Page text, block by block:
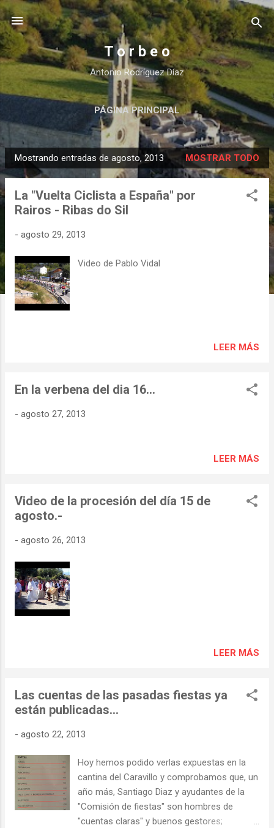
Ir al contenido principal
T o r b e o
Antonio Rodríguez Díaz
PÁGINA PRINCIPAL
E
n
Mostrando entradas de agosto, 2013 MOSTRAR TODO
La "Vuelta Ciclista a España" por
Rairos - Ribas do Sil
- agosto 29, 2013
Video de Pablo Vidal
LEER MÁS
En la verbena del dia 16...
- agosto 27, 2013
LEER MÁS
Video de la procesión del día 15 de
agosto.-
- agosto 26, 2013
LEER MÁS
Las cuentas de las pasadas fiestas ya
están publicadas...
- agosto 22, 2013
Hoy hemos podido verlas expuestas en la
cantina del Caravillo y comprobamos que, un
año más, Santiago Diaz y ayudantes de la
"Comisión de fiestas" son hombres de
"cuentas claras" y buenos gestores;